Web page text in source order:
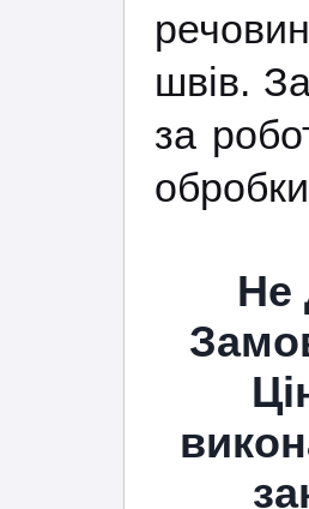
швів.
за
Не